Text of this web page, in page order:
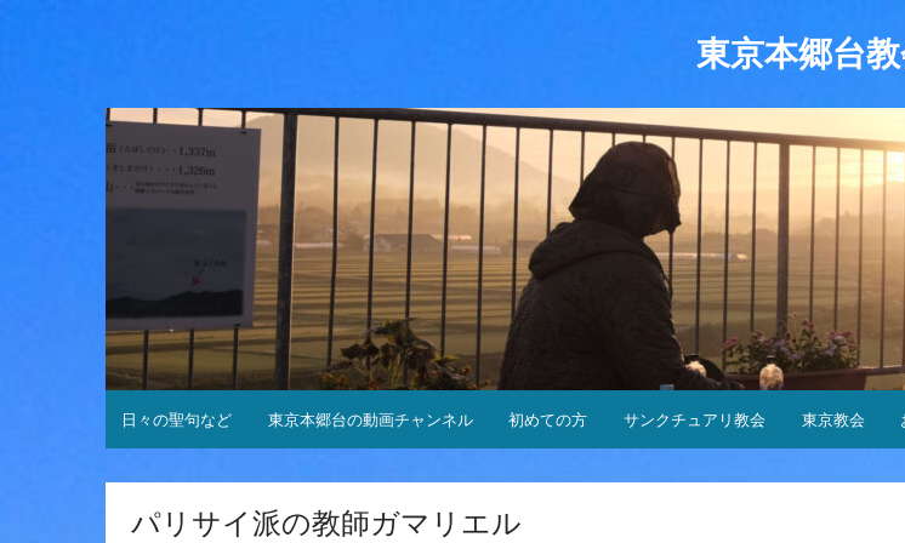
東京本郷台
日々の聖句など 東京本郷台の動画チャンネル 初めての方 サンクチュアリ教会 東京教会
パリサイ派の教師ガマリエル